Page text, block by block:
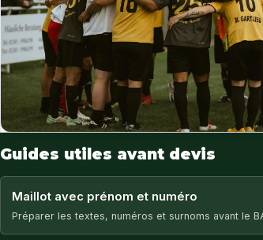
Guides utiles avant devis
Maillot avec prénom et numéro
Préparer les textes, numéros et surnoms avant le